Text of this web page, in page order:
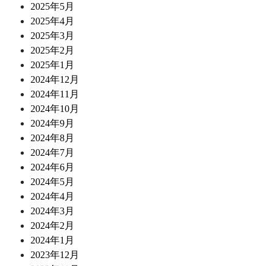
2025年5月
2025年4月
2025年3月
2025年2月
2025年1月
2024年12月
2024年11月
2024年10月
2024年9月
2024年8月
2024年7月
2024年6月
2024年5月
2024年4月
2024年3月
2024年2月
2024年1月
2023年12月